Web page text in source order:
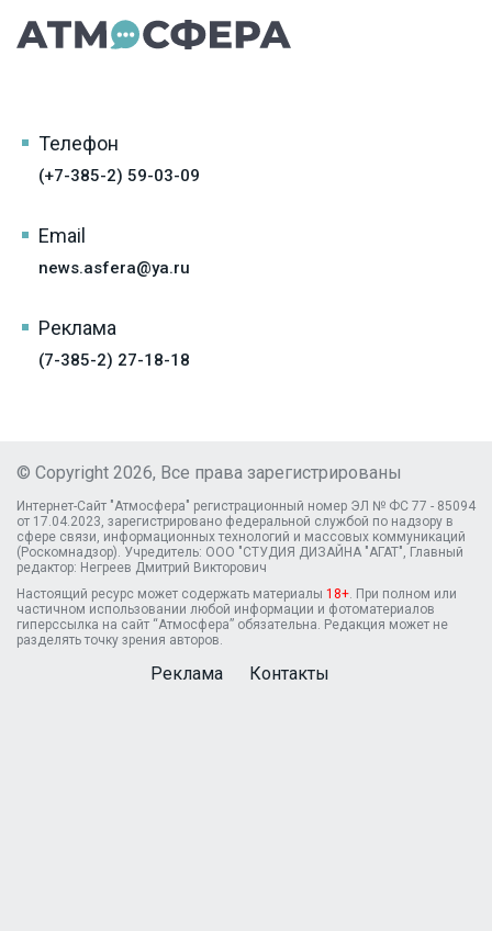
Телефон
(+7-385-2) 59-03-09
Email
news.asfera@ya.ru
Реклама
(7-385-2) 27-18-18
© Copyright 2026, Все права зарегистрированы
Интернет-Сайт "Атмосфера" регистрационный номер ЭЛ № ФС 77 - 85094
от 17.04.2023, зарегистрировано федеральной службой по надзору в
сфере связи, информационных технологий и массовых коммуникаций
(Роскомнадзор). Учредитель: ООО "СТУДИЯ ДИЗАЙНА "АГАТ", Главный
редактор: Негреев Дмитрий Викторович
Настоящий ресурс может содержать материалы 18+ . При полном или
частичном использовании любой информации и фотоматериалов
гиперссылка на сайт “Атмосфера” обязательна. Редакция может не
разделять точку зрения авторов.
Реклама Контакты